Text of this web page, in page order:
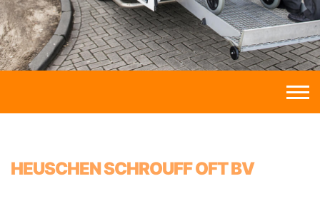
HEUSCHEN SCHROUFF OFT BV